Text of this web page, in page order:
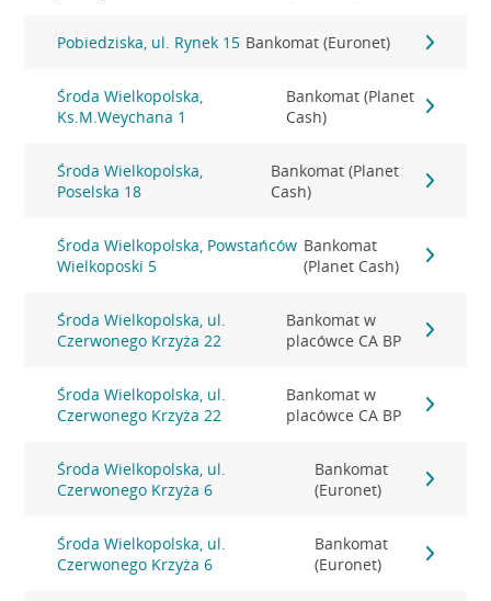
Pobiedziska, ul. Rynek 15 Bankomat (Euronet)
Środa Wielkopolska,
Ks.M.Weychana 1
Bankomat (Planet
Cash)
Środa Wielkopolska,
Poselska 18
Bankomat (Planet
Cash)
Środa Wielkopolska, Powstańców
Wielkoposki 5
Bankomat
(Planet Cash)
Środa Wielkopolska, ul.
Czerwonego Krzyża 22
Bankomat w
placówce CA BP
Środa Wielkopolska, ul.
Czerwonego Krzyża 22
Bankomat w
placówce CA BP
Środa Wielkopolska, ul.
Czerwonego Krzyża 6
Bankomat
(Euronet)
Środa Wielkopolska, ul.
Czerwonego Krzyża 6
Bankomat
(Euronet)